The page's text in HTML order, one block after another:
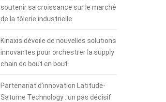
soutenir sa croissance sur le marché
de la tôlerie industrielle
Kinaxis dévoile de nouvelles solutions
innovantes pour orchestrer la supply
chain de bout en bout
Partenariat d’innovation Latitude-
Saturne Technology : un pas décisif